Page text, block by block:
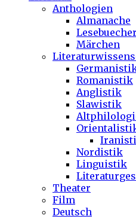
Anthologien
Almanache
Lesebuecher
Märchen
Romanistik
Anglistik
Slawistik
Nordistik
Linguistik
Theater
Film
Deutsch